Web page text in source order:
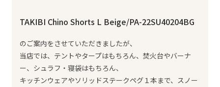
TAKIBI Chino Shorts L Beige/PA-22SU40204BG
のご案内をさせていただきましたが、
当店では、テントやタープはもちろん、焚火台やバーナ
ー、シュラフ・寝袋はもちろん、
キッチンウェアやソリッドステークペグ１本まで、スノー